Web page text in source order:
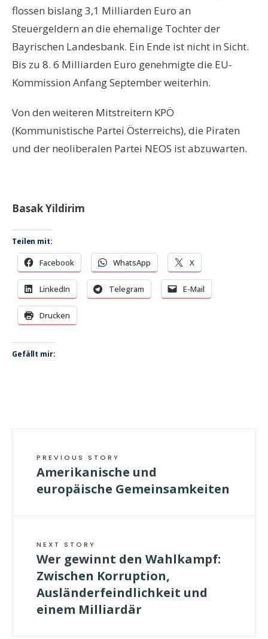
flossen bislang 3,1 Milliarden Euro an
Steuergeldern an die ehemalige Tochter der
Bayrischen Landesbank. Ein Ende ist nicht in Sicht.
Bis zu 8. 6 Milliarden Euro genehmigte die EU-
Kommission Anfang September weiterhin.
Von den weiteren Mitstreitern KPÖ
(Kommunistische Partei Österreichs), die Piraten
und der neoliberalen Partei NEOS ist abzuwarten.
Basak Yildirim
Teilen mit:
Facebook WhatsApp X
LinkedIn Telegram E-Mail
Drucken
Gefällt mir:
PREVIOUS STORY
Amerikanische und
europäische Gemeinsamkeiten
NEXT STORY
Wer gewinnt den Wahlkampf:
Zwischen Korruption,
Ausländerfeindlichkeit und
einem Milliardär